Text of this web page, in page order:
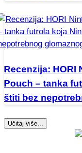
Recenzija: HORI
Pouch – tanka
štiti bez
Učitaj više...